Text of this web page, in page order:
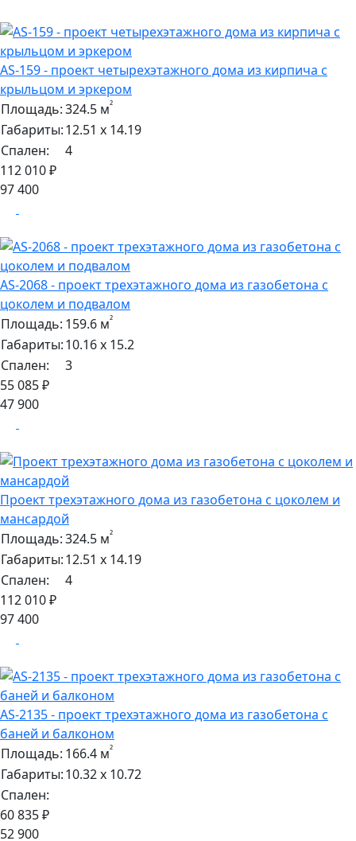
AS-159 - проект четырехэтажного дома из кирпича с
крыльцом и эркером
Площадь:324.5 м²
Габариты:12.51 х 14.19
Спален:
4
112 010 ₽
97 400
AS-2068 - проект трехэтажного дома из газобетона с
цоколем и подвалом
Площадь: 159.6 м²
Габариты:10.16 х 15.2
Спален:
3
55 085 ₽
47 900
Проект трехэтажного дома из газобетона с цоколем и
мансардой
Площадь:324.5 м²
Габариты:12.51 х 14.19
Спален:
4
112 010 ₽
97 400
AS-2135 - проект трехэтажного дома из газобетона с
баней и балконом
Площадь: 166.4 м²
Габариты:10.32 х 10.72
Спален:
60 835 ₽
52 900